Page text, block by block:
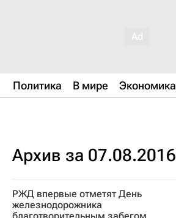
Политика В мире Экономика
Архив за 07.08.2016
РЖД впервые отметят День
железнодорожника